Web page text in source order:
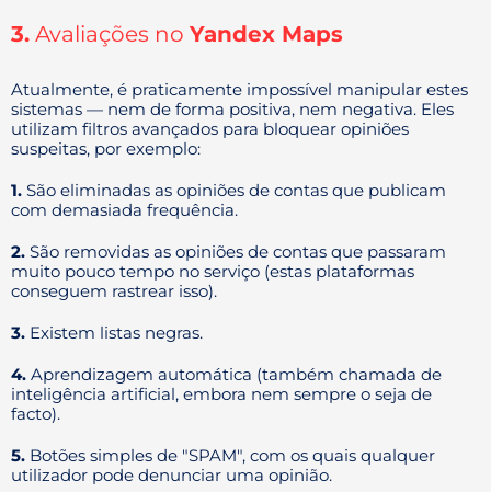
3. Avaliações no Yandex Maps
Atualmente, é praticamente impossível manipular estes
sistemas — nem de forma positiva, nem negativa. Eles
utilizam filtros avançados para bloquear opiniões
suspeitas, por exemplo:
1. São eliminadas as opiniões de contas que publicam
com demasiada frequência.
2. São removidas as opiniões de contas que passaram
muito pouco tempo no serviço (estas plataformas
conseguem rastrear isso).
3. Existem listas negras.
4. Aprendizagem automática (também chamada de
inteligência artificial, embora nem sempre o seja de
facto).
5. Botões simples de "SPAM", com os quais qualquer
utilizador pode denunciar uma opinião.